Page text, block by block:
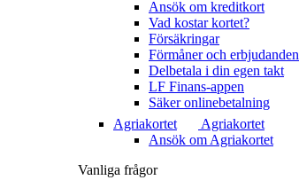
Ansök om kreditkort
Vad kostar kortet?
Försäkringar
Förmåner och erbjudanden
Delbetala i din egen takt
LF Finans-appen
Säker onlinebetalning
Agriakortet
Agriakortet
Ansök om Agriakortet
Vanliga frågor